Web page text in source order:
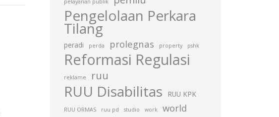
pelayanan publik
Pengelolaan Perkara
Tilang
peradi perda prolegnas property pshk
Reformasi Regulasi
reklame ruu
RUU Disabilitas RUU KPK
RUU ORMAS ruu pd studio work world